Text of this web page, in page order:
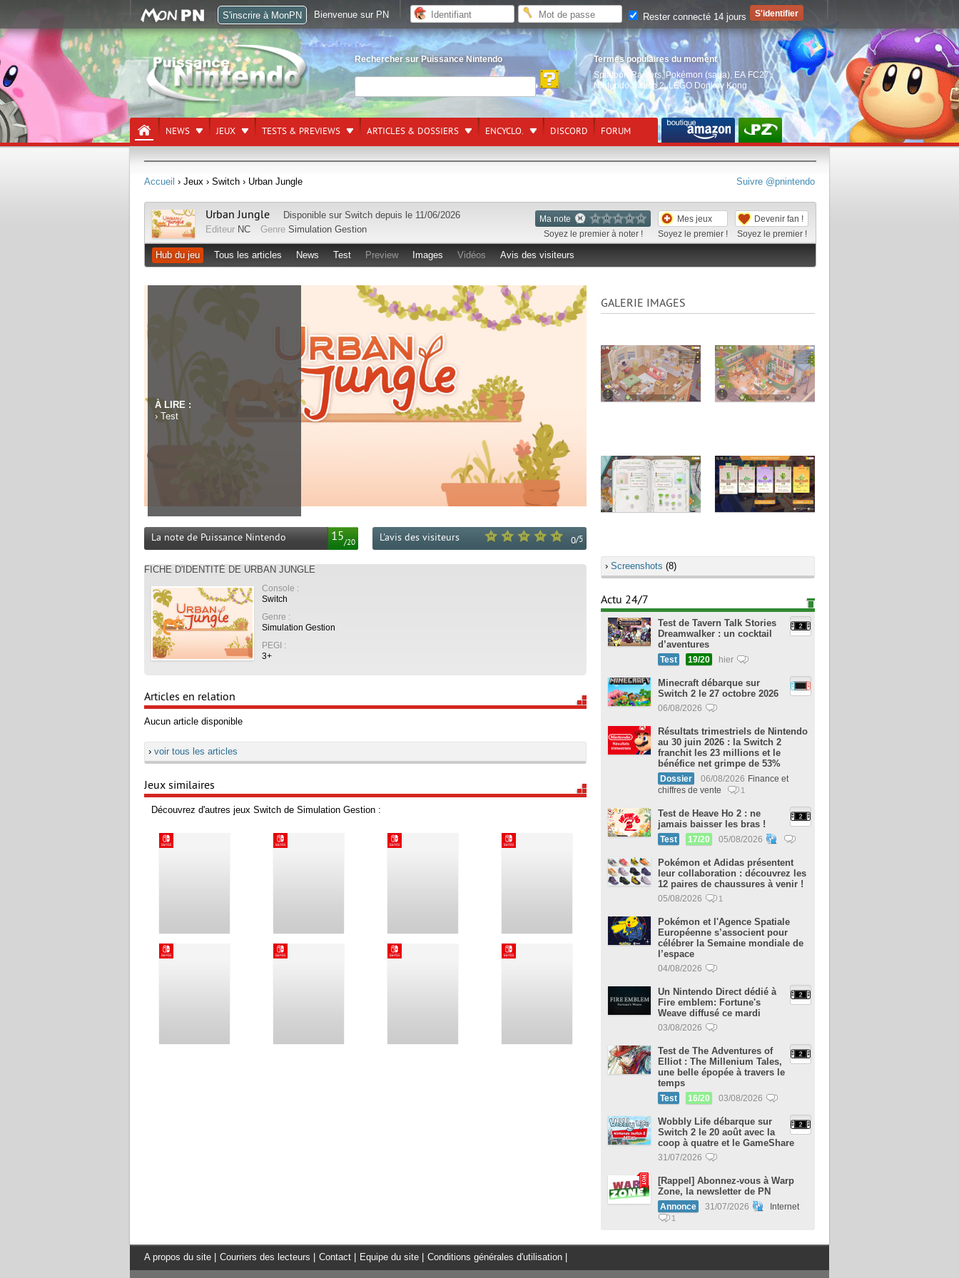
Rechercher sur Puissance Nintendo
Termes populaires du moment
Splatoon Raiders, Pokémon (saga) EA FC27,
Nintendo Switch 2,LEGO Donkey Kong
NEWS JEUX TESTS & PREVIEWS ARTICLES & DOSSIERS ENCYCLO. DISCORD FORUM
Suivre @pnintendo
Accueil › Jeux › Switch › Urban Jungle
Ma note
Soyez le premier à noter !
Mes jeux
Soyez le premier !
Devenir fan !
Soyez le premier !
Urban Jungle Disponible sur Switch depuis le 11/06/2026
Editeur NC Genre Simulation Gestion
Hub du jeu Tous les articles News Test Preview Images Vidéos Avis des visiteurs
À LIRE :
› Test
15/20
La note de Puissance Nintendo 0/5
L'avis des visiteurs
FICHE D'IDENTITÉ DE URBAN JUNGLE
Console :
Switch
Genre :
Simulation Gestion
PEGI :
3+
Articles en relation
Aucun article disponible
› voir tous les articles
Jeux similaires
Découvrez d'autres jeux Switch de Simulation Gestion :
GALERIE IMAGES
› Screenshots (8)
Actu 24/7
Test de Tavern Talk Stories
Dreamwalker : un cocktail
d’aventures
Test 19/20 hier
Minecraft débarque sur
Switch 2 le 27 octobre 2026
06/08/2026
Résultats trimestriels de Nintendo
au 30 juin 2026 : la Switch 2
franchit les 23 millions et le
bénéfice net grimpe de 53%
Dossier 06/08/2026 Finance et
chiffres de vente
1
Test de Heave Ho 2 : ne
jamais baisser les bras !
Test 17/20 05/08/2026
Pokémon et Adidas présentent
leur collaboration : découvrez les
12 paires de chaussures à venir !
05/08/2026 1
Pokémon et l'Agence Spatiale
Européenne s’associent pour
célébrer la Semaine mondiale de
l’espace
04/08/2026
Un Nintendo Direct dédié à
Fire emblem: Fortune's
Weave diffusé ce mardi
03/08/2026
Test de The Adventures of
Elliot : The Millenium Tales,
une belle épopée à travers le
temps
Test 16/20 03/08/2026
Wobbly Life débarque sur
Switch 2 le 20 août avec la
coop à quatre et le GameShare
31/07/2026
[Rappel] Abonnez-vous à Warp
Zone, la newsletter de PN
Annonce 31/07/2026 Internet
1
A propos du site Courriers des lecteurs Contact Equipe du site Conditions générales d'utilisation
S'inscrire à MonPN Bienvenue sur PN Rester connecté 14 jours